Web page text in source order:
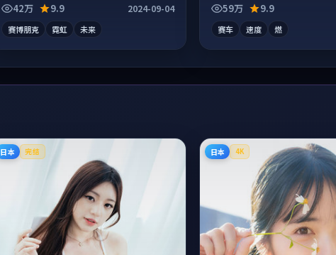
42万
9.9 2024-09-04
赛博朋克 霓虹 未来
59万 9.9
赛车 速度 燃
日本 完结 日本 4K